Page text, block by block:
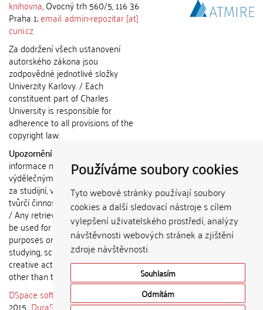
Používáme soubory cookies
Tyto webové stránky používají soubory
cookies a další sledovací nástroje s cílem
vylepšení uživatelského prostředí, analýzy
návštěvnosti webových stránek a zjištění
zdroje návštěvnosti.
Souhlasím
Odmítám
knihovna, Ovocný trh 560/5, 116 36
Praha 1;email: admin-repozitar [at]
cuni.cz
Za dodržení všech ustanovení
autorského zákona jsou
zodpovědné jednotlivé složky
Univerzity Karlovy. / Each
constituent part of Charles
University is responsible for
adherence to all provisions of the
copyright law.
Upozornění / Notice:
informace nemohou být použity k
výdělečným účelům nebo vydávány
za studijní, vědeckou nebo jinou
tvůrčí činnost jiné osoby než autora.
/ Any retrieved information shall not
be used for any commercial
purposes or claimed as results of
studying, scientific or any other
creative activities of any person
other than the author.
DSpace software
copyright © 2002-
2015 DuraSpace